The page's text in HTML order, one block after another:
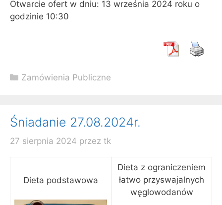
Otwarcie ofert w dniu: 13 września 2024 roku o
godzinie 10:30
Kategorie
Zamówienia Publiczne
Śniadanie 27.08.2024r.
27 sierpnia 2024 przez tk
Dieta podstawowa
Dieta z ograniczeniem
łatwo przyswajalnych
węglowodanów